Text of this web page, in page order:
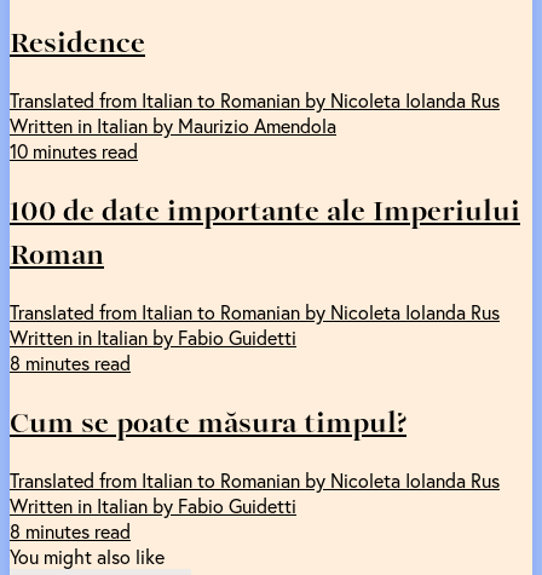
Residence
Translated from Italian to Romanian by Nicoleta Iolanda Rus
Written in Italian by Maurizio Amendola
10 minutes read
100 de date importante ale Imperiului
Roman
Translated from Italian to Romanian by Nicoleta Iolanda Rus
Written in Italian by Fabio Guidetti
8 minutes read
Cum se poate măsura timpul?
Translated from Italian to Romanian by Nicoleta Iolanda Rus
Written in Italian by Fabio Guidetti
8 minutes read
You might also like